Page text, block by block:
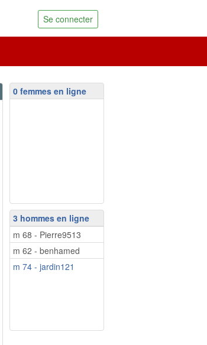
Se connecter
0 femmes en ligne
3 hommes en ligne
m 68 - Pierre9513
m 62 - benhamed
m 74 - jardin121